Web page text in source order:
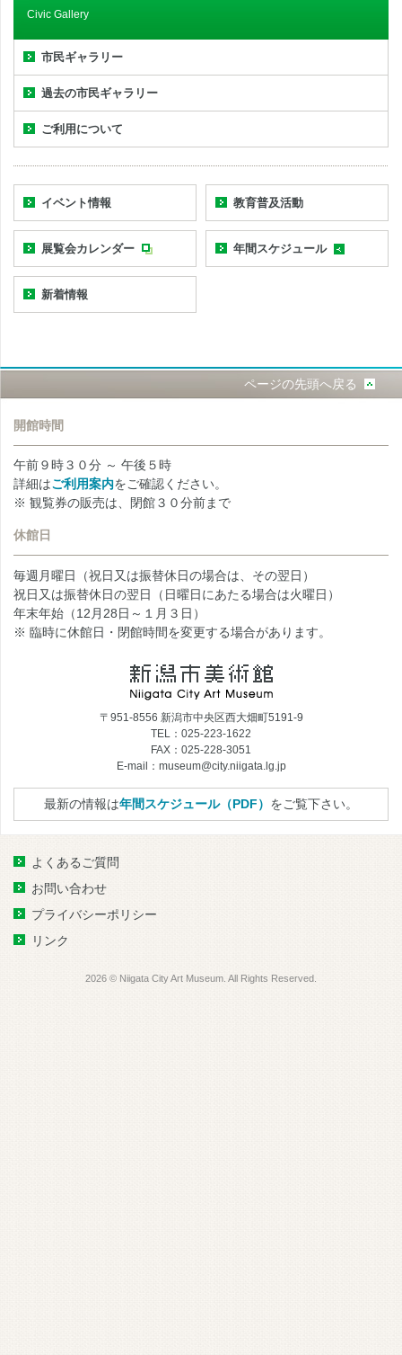
Civic Gallery
市民ギャラリー
過去の市民ギャラリー
ご利用について
イベント情報 教育普及活動
展覧会カレンダー 年間スケジュール
新着情報
ページの先頭へ戻る
開館時間
午前９時３０分 ～ 午後５時
詳細はご利用案内をご確認ください。
※ 観覧券の販売は、閉館３０分前まで
休館日
毎週月曜日（祝日又は振替休日の場合は、その翌日）
祝日又は振替休日の翌日（日曜日にあたる場合は火曜日）
年末年始（12月28日～１月３日）
※ 臨時に休館日・閉館時間を変更する場合があります。
〒951-8556 新潟市中央区西大畑町5191-9
TEL：025-223-1622
FAX：025-228-3051
E-mail：museum@city.niigata.lg.jp
最新の情報は年間スケジュール（PDF） をご覧下さい。
よくあるご質問
お問い合わせ
プライバシーポリシー
リンク
2026 © Niigata City Art Museum. All Rights Reserved.